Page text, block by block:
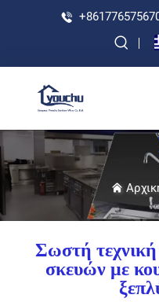
Σωστή
σκευών με